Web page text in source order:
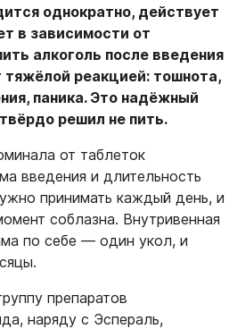
однократно, действует
в зависимости от
алкоголь после введения
реакцией: тошнота,
паника. Это надёжный
решил не пить.
от таблеток
введения и длительность
принимать каждый день, и
соблазна. Внутривенная
по себе — один укол, и
препаратов
наряду с Эспераль,